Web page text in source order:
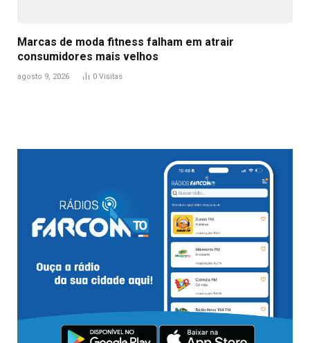
Marcas de moda fitness falham em atrair
consumidores mais velhos
agosto 9, 2026 0 Visitas